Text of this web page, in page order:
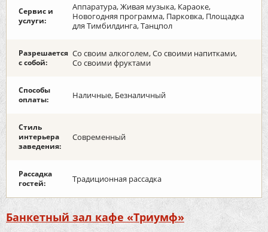
Сервис и
услуги:
Аппаратура, Живая музыка, Караоке,
Новогодняя программа, Парковка, Площадка
для Тимбилдинга, Танцпол
Разрешается
с собой:
Со своим алкоголем, Со своими напитками,
Со своими фруктами
Способы
оплаты:
Наличные, Безналичный
Стиль
интерьера
заведения:
Современный
Рассадка
гостей:
Традиционная рассадка
Банкетный зал кафе «Триумф»